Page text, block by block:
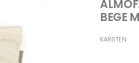
BEGE
KARSTEN